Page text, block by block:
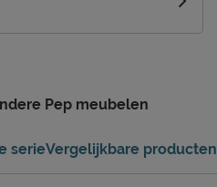
Pep meubelen
serieVergelijkbare producten